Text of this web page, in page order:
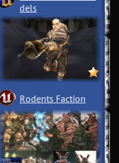
dels
Rodents Faction